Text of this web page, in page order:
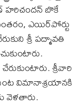
హరిచందన్‌ బొకే
ఎయిర్‌పోర్టు
శ్రీ పద్మావతి
శ్రీవారి
విమానాశ్రయానకి
వెళతారు.